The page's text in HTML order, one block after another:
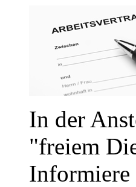
In der
"freiem
Informiere